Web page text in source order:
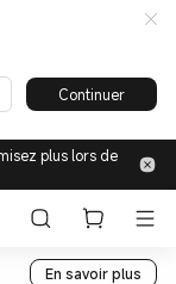
Continuer
plus lors de
En savoir plus